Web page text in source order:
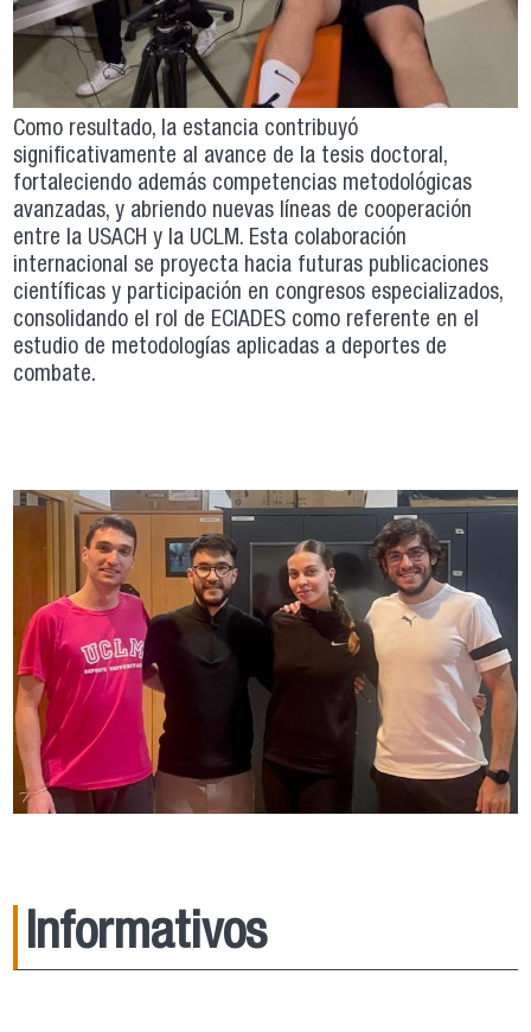
Como resultado, la estancia contribuyó
significativamente al avance de la tesis doctoral,
fortaleciendo además competencias metodológicas
avanzadas, y abriendo nuevas líneas de cooperación
entre la USACH y la UCLM. Esta colaboración
internacional se proyecta hacia futuras publicaciones
científicas y participación en congresos especializados,
consolidando el rol de ECIADES como referente en el
estudio de metodologías aplicadas a deportes de
combate.
Informativos